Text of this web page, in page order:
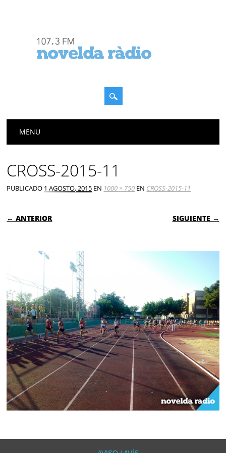
Menú principal
MENU
CROSS-2015-11
PUBLICADO 1 AGOSTO, 2015 EN 1000 × 750 EN CROSS-2015-11
← ANTERIOR SIGUIENTE →